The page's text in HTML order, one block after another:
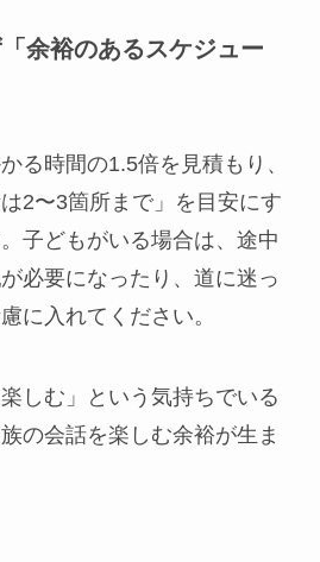
余裕のあるスケジュー
る時間の1.5倍を見積もり、
2〜3箇所まで」を目安にす
子どもがいる場合は、途中
必要になったり、道に迷っ
に入れてください。
しむ」という気持ちでいる
の会話を楽しむ余裕が生ま